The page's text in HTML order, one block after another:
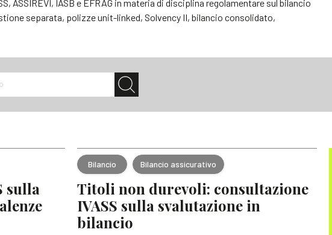
ASSIREVI, IASB e EFRAG in materia di disciplina regolamentare sul bilancio
separata, polizze unit-linked, Solvency II, bilancio consolidato,
sulla
Bilancio Bilancio assicurativo
Titoli non durevoli: consultazione
IVASS sulla svalutazione in
bilancio